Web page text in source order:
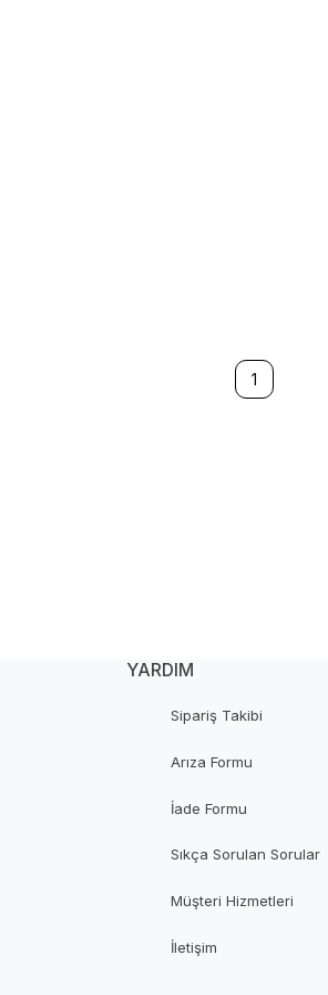
1
YARDIM
Sipariş Takibi
Arıza Formu
İade Formu
Sıkça Sorulan Sorular
Müşteri Hizmetleri
İletişim